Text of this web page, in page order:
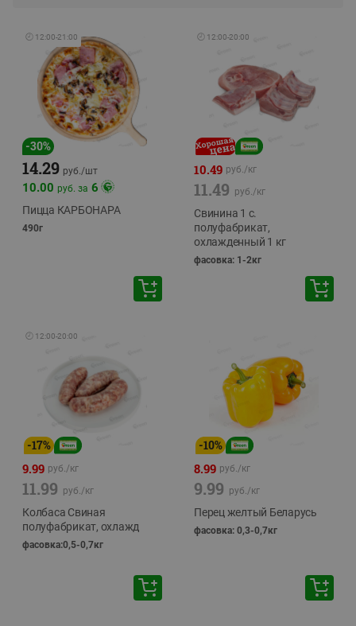
🕘 12:00-21:00
-30%
14.29 руб./шт
10.00 руб. за 6
Пицца КАРБОНАРА
490г
🕘 12:00-20:00
10.49 руб./кг
11.49 руб./кг
Свинина 1 с.
полуфабрикат,
охлажденный 1 кг
фасовка: 1-2кг
🕘 12:00-20:00
-17%
9.99 руб./кг
11.99 руб./кг
Колбаса Свиная
полуфабрикат, охлажд
фасовка:0,5-0,7кг
-10%
8.99 руб./кг
9.99 руб./кг
Перец желтый Беларусь
фасовка: 0,3-0,7кг